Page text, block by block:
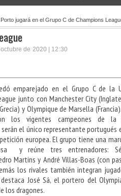
jugará en el Grupo C de Champions
de 2020 | 12:30
emparejado en el Grupo C de la
junto con Manchester City
y Olympique de Marsella
los vigentes campeones de la
el único representante portugués
europea. El grupo tiene una
y reúne tres entrenadores:
Martins y André Villas-Boas (con
los rivales también integran
José Sá, el portero del
los dragones.